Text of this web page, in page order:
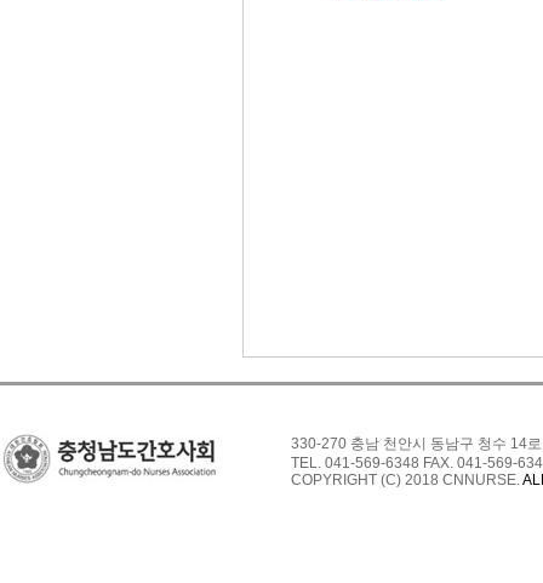
330-270 충남 천안시 동남구 청수 14
TEL. 041-569-6348 FAX. 041-569-
COPYRIGHT (C) 2018 CNNURSE.